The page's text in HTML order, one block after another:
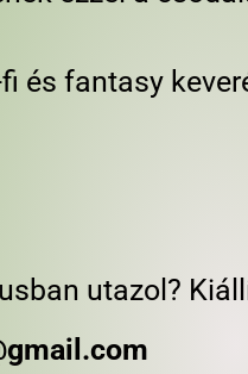
és fantasy
utazol?